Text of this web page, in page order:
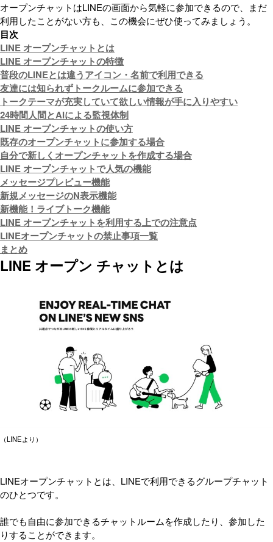
オープンチャットはLINEの画面から気軽に参加できるので、まだ
利用したことがない方も、この機会にぜひ使ってみましょう。
目次
LINE オープンチャットとは
LINE オープンチャットの特徴
普段のLINEとは違うアイコン・名前で利用できる
友達には知られずトークルームに参加できる
トークテーマが充実していて欲しい情報が手に入りやすい
24時間人間とAIによる監視体制
LINE オープンチャットの使い方
既存のオープンチャットに参加する場合
自分で新しくオープンチャットを作成する場合
LINE オープンチャットで人気の機能
メッセージプレビュー機能
新規メッセージのN表示機能
新機能！ライブトーク機能
LINE オープンチャットを利用する上での注意点
LINEオープンチャットの禁止事項一覧
まとめ
LINE オープン チャットとは
（LINEより）
LINEオープンチャットとは、LINEで利用できるグループチャット
のひとつです。
誰でも自由に参加できるチャットルームを作成したり、参加した
りすることができます。